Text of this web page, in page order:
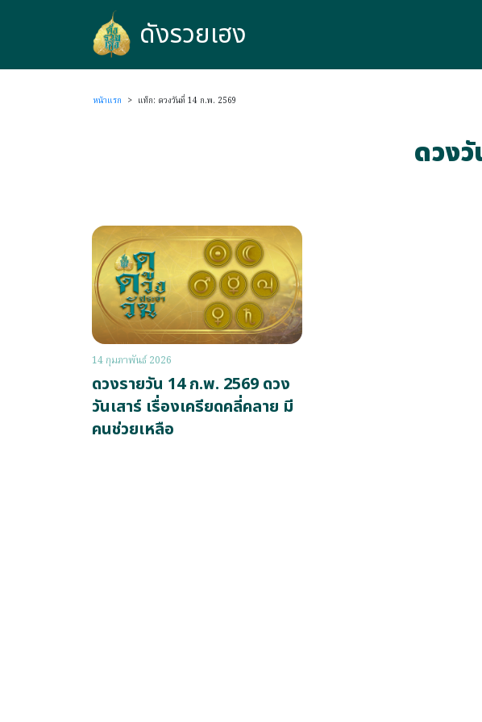
ดังรวยเฮง
หน้าแรก > แท็ก: ดวงวันที่ 14 ก.พ. 2569
ดวง
14 กุมภาพันธ์ 2026
ดวงรายวัน 14 ก.พ. 2569 ดวง
วันเสาร์ เรื่องเครียดคลี่คลาย มี
คนช่วยเหลือ